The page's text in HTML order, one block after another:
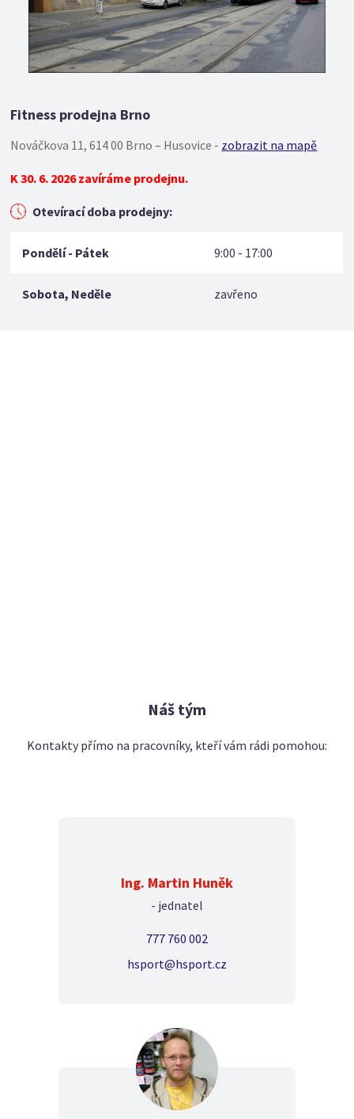
Fitness prodejna Brno
Nováčkova 11, 614 00 Brno – Husovice - zobrazit na mapě
K 30. 6. 2026 zavíráme prodejnu.
Otevírací doba prodejny:
Pondělí - Pátek 9:00 - 17:00
Sobota, Neděle zavřeno
Náš tým
Kontakty přímo na pracovníky, kteří vám rádi pomohou:
Ing. Martin Huněk
- jednatel
777 760 002
hsport@hsport.cz